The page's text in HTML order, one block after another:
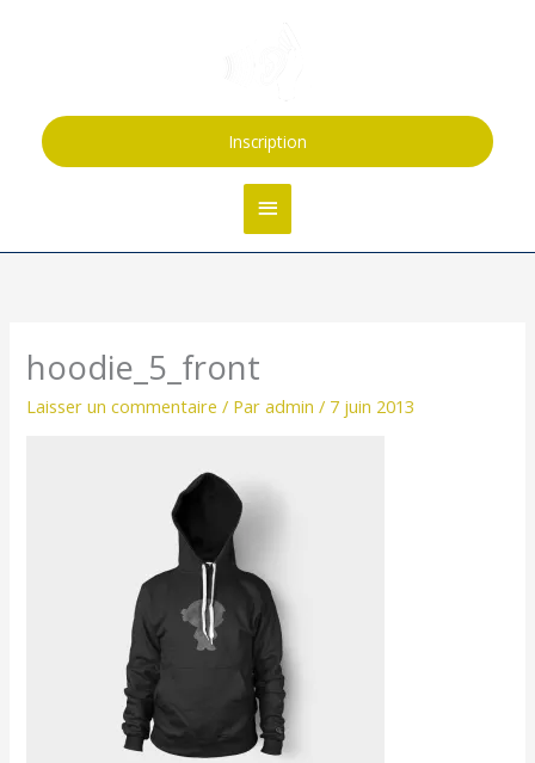
Inscription
hoodie_5_front
Laisser un commentaire / Paradmin/ 7 juin 2013